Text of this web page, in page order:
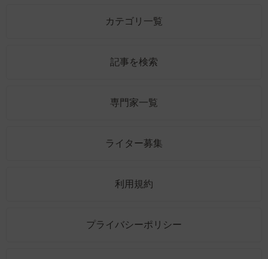
カテゴリ一覧
記事を検索
専門家一覧
ライター募集
利用規約
プライバシーポリシー